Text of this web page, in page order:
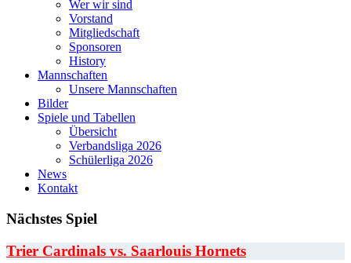
Wer wir sind
Vorstand
Mitgliedschaft
Sponsoren
History
Mannschaften
Unsere Mannschaften
Bilder
Spiele und Tabellen
Übersicht
Verbandsliga 2026
Schülerliga 2026
News
Kontakt
Nächstes Spiel
Trier Cardinals vs. Saarlouis Hornets